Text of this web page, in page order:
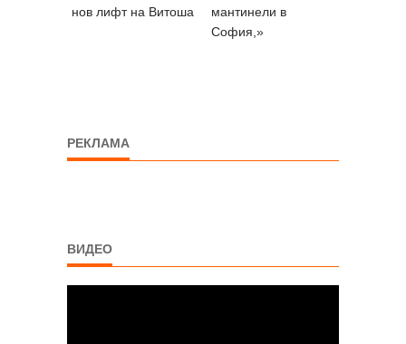
нов лифт на Витоша
мантинели в
София,»
РЕКЛАМА
ВИДЕО